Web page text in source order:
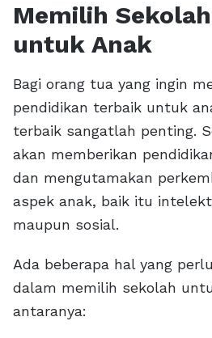
Memilih
untuk Anak
Bagi orang tua yang ingin
pendidikan terbaik untuk
terbaik sangatlah penting.
akan memberikan
dan mengutamakan
aspek anak, baik itu
maupun sosial.
Ada beberapa hal yang
dalam memilih sekolah
antaranya: